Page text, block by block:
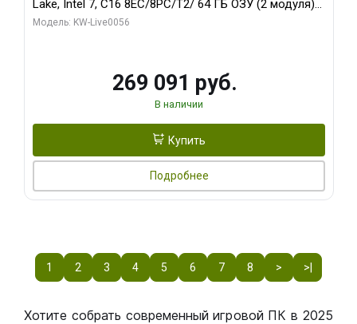
Lake, Intel 7, C16 8EC/8PC/T2/ 64 ГБ ОЗУ (2 модуля)/
Palit RTX5080 INFINITY 3 OC 16GB GDDR7 256bit 3xDP
Модель: KW-Live0056
269 091 руб.
В наличии
Купить
Подробнее
1 2 3 4 5 6 7 8 > >|
Хотите собрать современный игровой ПК в 2025